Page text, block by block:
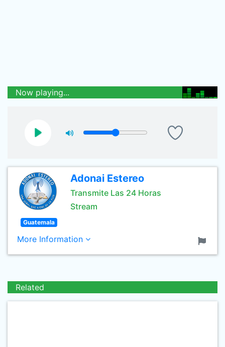
Now playing...
Adonai Estereo
Transmite Las 24 Horas
Stream
Guatemala
More Information
Related